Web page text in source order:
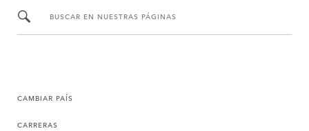
BUSCAR EN NUESTRAS PÁGINAS
CAMBIAR PAÍS
CARRERAS